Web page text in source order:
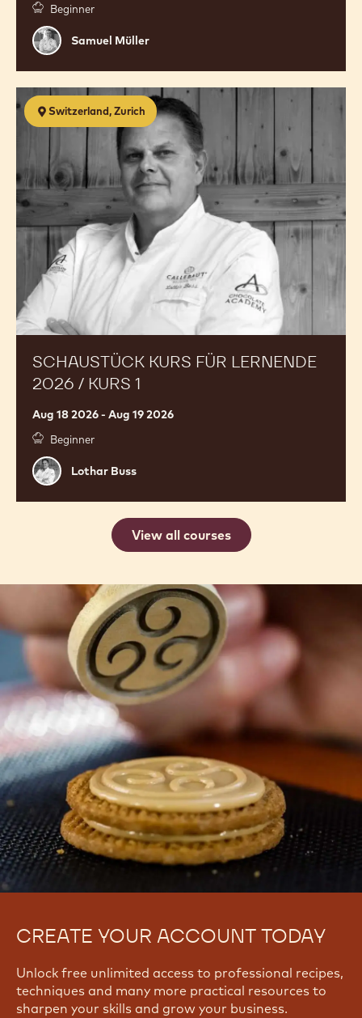
Beginner
Samuel
Müller
Samuel Müller
Switzerland, Zurich
SCHAUSTÜCK KURS FÜR LERNENDE
2026 / KURS 1
Aug 18 2026 - Aug 19 2026
Beginner
Lothar
Buss
Lothar Buss
Schaustück
Kurs
Lernende
2026
/
Kurs
1
View all courses
CREATE YOUR ACCOUNT TODAY
Unlock free unlimited access to professional recipes,
techniques and many more practical resources to
sharpen your skills and grow your business.